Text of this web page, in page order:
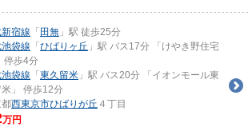
宿線 「 田無 」駅 徒歩25分
袋線 「 ひばりヶ丘 」駅 バス17分 「けやき野住宅
停歩4分
袋線 「 東久留米 」駅 バス20分 「イオンモール東
米」 停歩12分
西東京市ひばりが丘 ４丁目
万円